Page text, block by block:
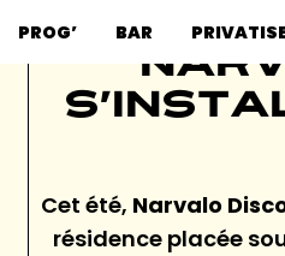
PROG’ BAR
Cet été, Narvalo
résidence placée